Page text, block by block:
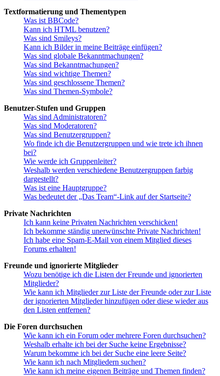
Textformatierung und Thementypen
Was ist BBCode?
Kann ich HTML benutzen?
Was sind Smileys?
Kann ich Bilder in meine Beiträge einfügen?
Was sind globale Bekanntmachungen?
Was sind Bekanntmachungen?
Was sind wichtige Themen?
Was sind geschlossene Themen?
Was sind Themen-Symbole?
Benutzer-Stufen und Gruppen
Was sind Administratoren?
Was sind Moderatoren?
Was sind Benutzergruppen?
Wo finde ich die Benutzergruppen und wie trete ich ihnen
bei?
Wie werde ich Gruppenleiter?
Weshalb werden verschiedene Benutzergruppen farbig
dargestellt?
Was ist eine Hauptgruppe?
Was bedeutet der „Das Team“-Link auf der Startseite?
Private Nachrichten
Ich kann keine Privaten Nachrichten verschicken!
Ich bekomme ständig unerwünschte Private Nachrichten!
Ich habe eine Spam-E-Mail von einem Mitglied dieses
Forums erhalten!
Freunde und ignorierte Mitglieder
Wozu benötige ich die Listen der Freunde und ignorierten
Mitglieder?
Wie kann ich Mitglieder zur Liste der Freunde oder zur Liste
der ignorierten Mitglieder hinzufügen oder diese wieder aus
den Listen entfernen?
Die Foren durchsuchen
Wie kann ich ein Forum oder mehrere Foren durchsuchen?
Weshalb erhalte ich bei der Suche keine Ergebnisse?
Warum bekomme ich bei der Suche eine leere Seite?
Wie kann ich nach Mitgliedern suchen?
Wie kann ich meine eigenen Beiträge und Themen finden?